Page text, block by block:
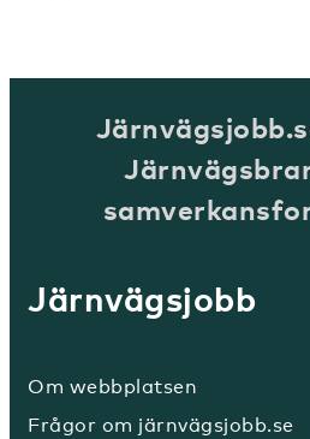
Järnvägsjobb
Om webbplatsen
Frågor om järnvägsjobb.se